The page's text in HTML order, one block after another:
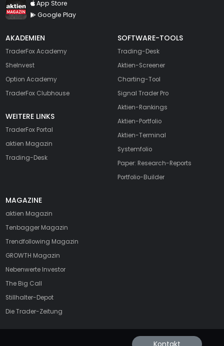
App Store
Google Play
AKADEMIEN
TraderFox Academy
SheInvest
Option Academy
TraderFox Clubhouse
WEITERE LINKS
TraderFox Portal
aktien Magazin
Trading-Desk
SOFTWARE-TOOLS
Trading-Desk
Aktien-Screener
Charting-Tool
Signal Trader Pro
Aktien-Rankings
Aktien-Portfolio
Aktien-Terminal
Systemfolio
Paper: Research-Reports
Portfolio-Builder
MAGAZINE
aktien Magazin
Tenbagger Magazin
Trendfollowing Magazin
GROWTH Magazin
Nebenwerte Investor
The Big Call
Stillhalter-Depot
Die Trader-Zeitung
Kontakt